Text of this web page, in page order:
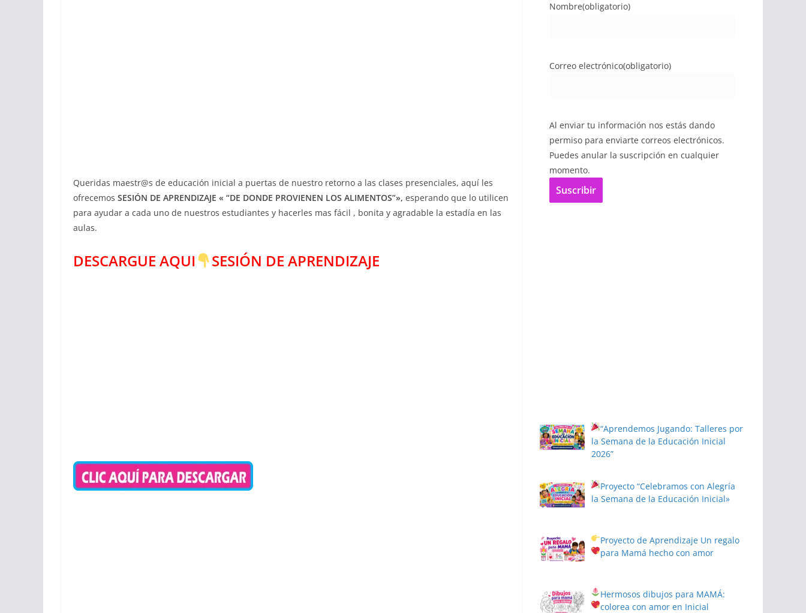
Queridas maestr@s de educación inicial a puertas de nuestro retorno a las clases presenciales, aquí les
ofrecemos SESIÓN DE APRENDIZAJE « “DE DONDE PROVIENEN LOS ALIMENTOS”», esperando que lo utilicen
para ayudar a cada uno de nuestros estudiantes y hacerles mas fácil , bonita y agradable la estadía en las
aulas.
DESCARGUE AQUI SESIÓN DE APRENDIZAJE
Nombre(obligatorio)
Correo electrónico(obligatorio)
Al enviar tu información nos estás dando
permiso para enviarte correos electrónicos.
Puedes anular la suscripción en cualquier
momento.
Suscribir
“Aprendemos Jugando: Talleres por
la Semana de la Educación Inicial
2026”
Proyecto“Celebramos con Alegría
la Semana de la Educación Inicial»
Proyecto de Aprendizaje Un regalo
para Mamá hecho con amor
Hermosos dibujos para MAMÁ:
colorea con amor en Inicial